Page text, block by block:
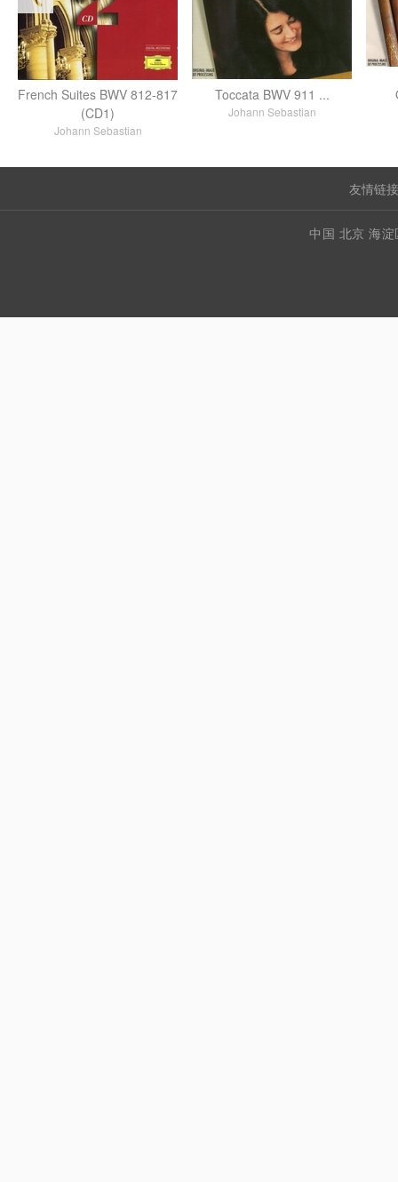
French Suites BWV 812-817
(CD1)
Johann Sebastian
Toccata BWV 911 ...
Johann Sebastian
友情链
中国 北京 海